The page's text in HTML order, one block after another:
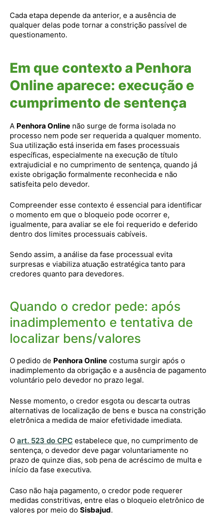
Cada etapa depende da anterior, e a ausência de
qualquer delas pode tornar a constrição passível de
questionamento.
Em que contexto a Penhora
Online aparece: execução e
cumprimento de sentença
A Penhora Online não surge de forma isolada no
processo nem pode ser requerida a qualquer momento.
Sua utilização está inserida em fases processuais
específicas, especialmente na execução de título
extrajudicial e no cumprimento de sentença, quando já
existe obrigação formalmente reconhecida e não
satisfeita pelo devedor.
Compreender esse contexto é essencial para identificar
o momento em que o bloqueio pode ocorrer e,
igualmente, para avaliar se ele foi requerido e deferido
dentro dos limites processuais cabíveis.
Sendo assim, a análise da fase processual evita
surpresas e viabiliza atuação estratégica tanto para
credores quanto para devedores.
Quando o credor pede: após
inadimplemento e tentativa de
localizar bens/valores
O pedido de Penhora Online costuma surgir após o
inadimplemento da obrigação e a ausência de pagamento
voluntário pelo devedor no prazo legal.
Nesse momento, o credor esgota ou descarta outras
alternativas de localização de bens e busca na constrição
eletrônica a medida de maior efetividade imediata.
O art. 523 do CPC estabelece que, no cumprimento de
sentença, o devedor deve pagar voluntariamente no
prazo de quinze dias, sob pena de acréscimo de multa e
início da fase executiva.
Caso não haja pagamento, o credor pode requerer
medidas constritivas, entre elas o bloqueio eletrônico de
valores por meio do Sisbajud.